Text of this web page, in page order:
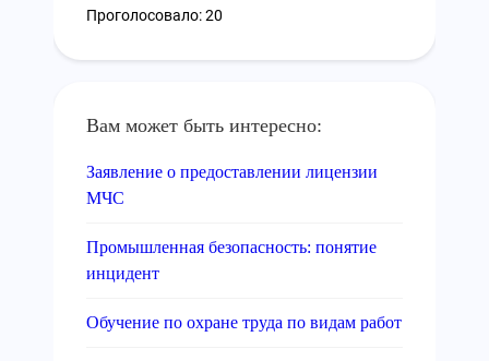
Проголосовало: 20
Вам может быть интересно:
Заявление о предоставлении лицензии
МЧС
Промышленная безопасность: понятие
инцидент
Обучение по охране труда по видам работ